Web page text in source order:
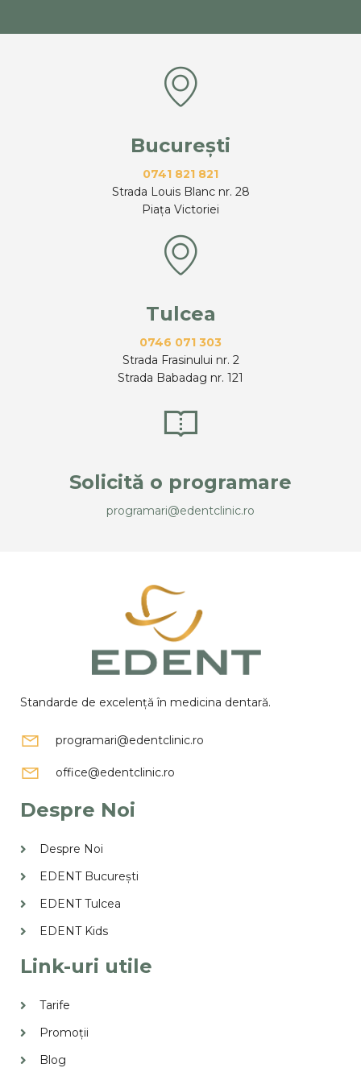
București
0741 821 821
Strada Louis Blanc nr. 28
Piața Victoriei
Tulcea
0746 071 303
Strada Frasinului nr. 2
Strada Babadag nr. 121
Solicită o programare
programari@edentclinic.ro
Standarde de excelență în medicina dentară.
programari@edentclinic.ro
office@edentclinic.ro
Despre Noi
Despre Noi
EDENT București
EDENT Tulcea
EDENT Kids
Link-uri utile
Tarife
Promoții
Blog